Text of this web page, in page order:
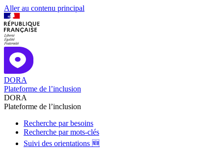
Aller au contenu principal
DORA
Plateforme de l’inclusion
DORA
Plateforme de l’inclusion
Recherche par besoins
Recherche par mots-clés
Suivi des orientations 🆕